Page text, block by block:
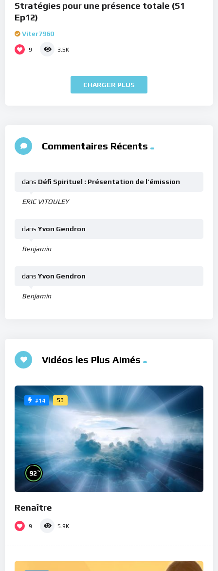
Stratégies pour une présence totale (S1
Ep12)
Viter7960
9 3.5K
CHARGER PLUS
Commentaires Récents
ERIC VITOULEY
dans Défi Spirituel : Présentation de l’émission
Benjamin
dans Yvon Gendron
Benjamin
dans Yvon Gendron
Vidéos les Plus Aimés
#14 53
92%
Renaître
9 5.9K